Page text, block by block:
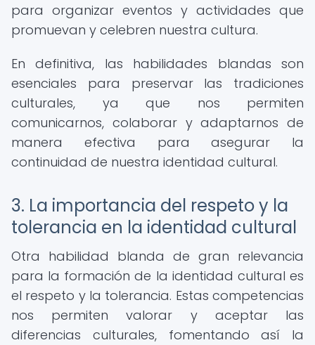
para organizar eventos y actividades que
promuevan y celebren nuestra cultura.
En definitiva, las habilidades blandas son
esenciales para preservar las tradiciones
culturales, ya que nos permiten
comunicarnos, colaborar y adaptarnos de
manera efectiva para asegurar la
continuidad de nuestra identidad cultural.
3. La importancia del respeto y la
tolerancia en la identidad cultural
Otra habilidad blanda de gran relevancia
para la formación de la identidad cultural es
el respeto y la tolerancia. Estas competencias
nos permiten valorar y aceptar las
diferencias culturales, fomentando así la